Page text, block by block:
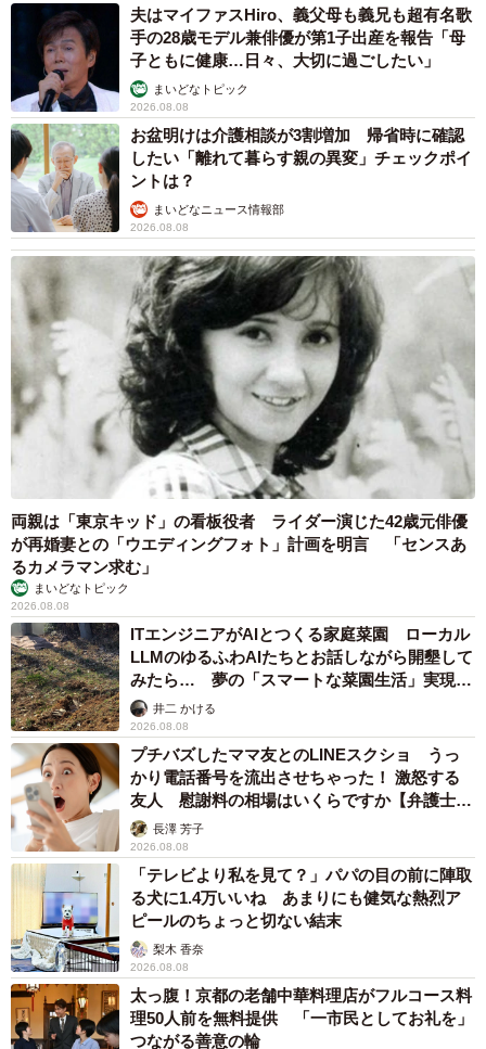
シェルター時代には沢山お友達ができたニャ
4/7
チャームポイントはクリクリの瞳なんだニャ
保護した猫は目がクリクリのかわいいメス猫で、おばあ
さんは「モモちゃん」と名付けていた。SNSで里親を募集
すると、モモちゃんの動画は再生回数が1万5000回とふだ
んの倍以上となった。優しいご家族が里親になりたいと声
をかけてくださり、モモちゃんは今も幸せに暮らしてい
る。
夫はマイファスHiro、義父母も義兄も超有名歌
手の28歳モデル兼俳優が第1子出産を報告「母
子ともに健康…日々、大切に過ごしたい」
まいどなトピック
2026.08.08
お盆明けは介護相談が3割増加 帰省時に確認
したい「離れて暮らす親の異変」チェックポイ
ントは？
まいどなニュース情報部
2026.08.08
両親は「東京キッド」の看板役者 ライダー演じた42歳元俳優
が再婚妻との「ウエディングフォト」計画を明言 「センスあ
るカメラマン求む」
まいどなトピック
2026.08.08
ITエンジニアがAIとつくる家庭菜園 ローカル
LLMのゆるふわAIたちとお話しながら開墾して
みたら… 夢の「スマートな菜園生活」実現な
るか井二 かける
2026.08.08
プチバズしたママ友とのLINEスクショ うっ
かり電話番号を流出させちゃった！ 激怒する
友人 慰謝料の相場はいくらですか【弁護士が
解説】長澤 芳子
2026.08.08
「テレビより私を見て？」パパの目の前に陣取
る犬に1.4万いいね あまりにも健気な熱烈ア
ピールのちょっと切ない結末
梨木 香奈
2026.08.08
太っ腹！京都の老舗中華料理店がフルコース料
理50人前を無料提供 「一市民としてお礼を」
つながる善意の輪